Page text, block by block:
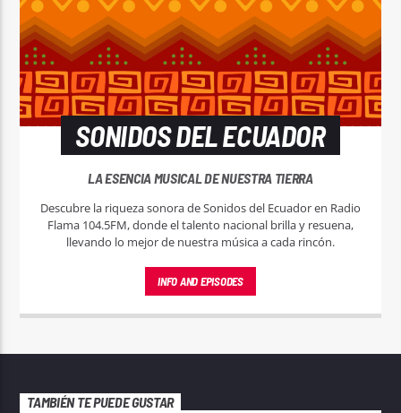
SONIDOS DEL ECUADOR
LA ESENCIA MUSICAL DE NUESTRA TIERRA
Descubre la riqueza sonora de Sonidos del Ecuador en Radio
Flama 104.5FM, donde el talento nacional brilla y resuena,
llevando lo mejor de nuestra música a cada rincón.
INFO AND EPISODES
TAMBIÉN TE PUEDE GUSTAR